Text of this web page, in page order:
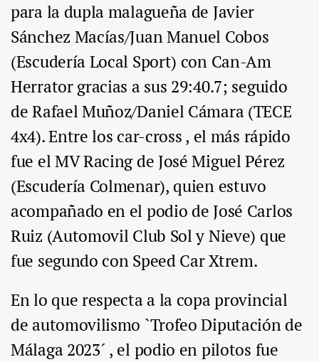
para la dupla malagueña de Javier
Sánchez Macías/Juan Manuel Cobos
(Escudería Local Sport) con Can-Am
Herrator gracias a sus 29:40.7; seguido
de Rafael Muñoz/Daniel Cámara (TECE
4x4). Entre los car-cross , el más rápido
fue el MV Racing de José Miguel Pérez
(Escudería Colmenar), quien estuvo
acompañado en el podio de José Carlos
Ruiz (Automovil Club Sol y Nieve) que
fue segundo con Speed Car Xtrem.
En lo que respecta a la copa provincial
de automovilismo `Trofeo Diputación de
Málaga 2023´ , el podio en pilotos fue